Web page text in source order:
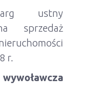
ustny
sprzedaż
r.